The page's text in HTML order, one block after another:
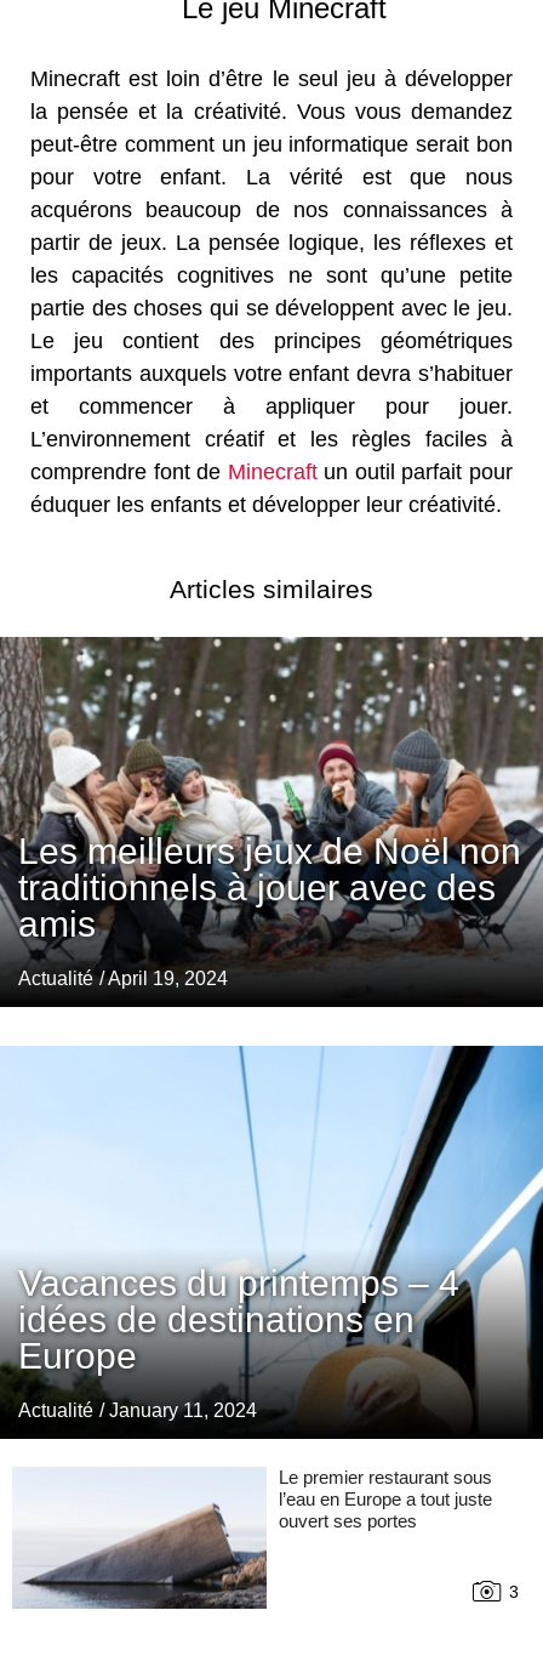
Le jeu Minecraft
Minecraft est loin d’être le seul jeu à développer
la pensée et la créativité. Vous vous demandez
peut-être comment un jeu informatique serait bon
pour votre enfant. La vérité est que nous
acquérons beaucoup de nos connaissances à
partir de jeux. La pensée logique, les réflexes et
les capacités cognitives ne sont qu’une petite
partie des choses qui se développent avec le jeu.
Le jeu contient des principes géométriques
importants auxquels votre enfant devra s’habituer
et commencer à appliquer pour jouer.
L’environnement créatif et les règles faciles à
comprendre font de Minecraftun outil parfait pour
éduquer les enfants et développer leur créativité.
Articles similaires
Les meilleurs jeux de Noël non
traditionnels à jouer avec des
amis
Actualité / April 19, 2024
Vacances du printemps – 4
idées de destinations en
Europe
Actualité / January 11, 2024
Le premier restaurant sous
l’eau en Europe a tout juste
ouvert ses portes
3